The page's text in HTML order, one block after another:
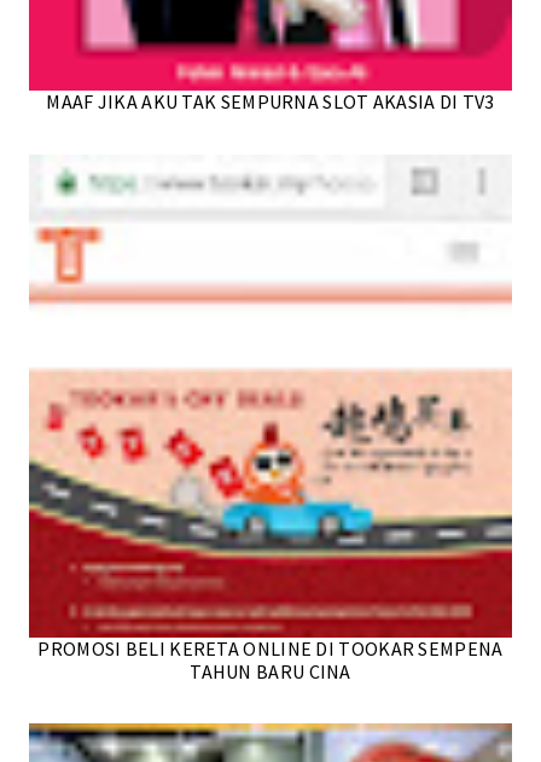
MAAF JIKA AKU TAK SEMPURNA SLOT AKASIA DI TV3
PROMOSI BELI KERETA ONLINE DI TOOKAR SEMPENA
TAHUN BARU CINA